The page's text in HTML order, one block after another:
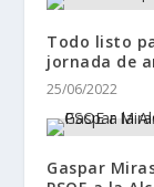
Todo listo
jornada de
25/06/2022
Gaspar